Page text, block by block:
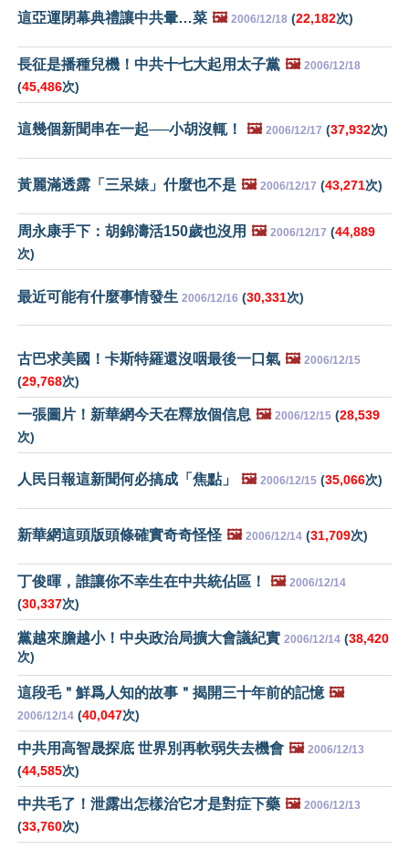
這亞運閉幕典禮讓中共暈…菜 🖼️ 2006/12/18 (22,182次)
長征是播種兒機！中共十七大起用太子黨 🖼️ 2006/12/18
(45,486次)
這幾個新聞串在一起──小胡沒輒！ 🖼️ 2006/12/17 (37,932次)
黃麗滿透露「三呆婊」什麼也不是 🖼️ 2006/12/17 (43,271次)
周永康手下：胡錦濤活150歲也沒用 🖼️ 2006/12/17 (44,889
次)
最近可能有什麼事情發生 2006/12/16 (30,331次)
古巴求美國！卡斯特羅還沒咽最後一口氣 🖼️ 2006/12/15
(29,768次)
一張圖片！新華網今天在釋放個信息 🖼️ 2006/12/15 (28,539
次)
人民日報這新聞何必搞成「焦點」 🖼️ 2006/12/15 (35,066次)
新華網這頭版頭條確實奇奇怪怪 🖼️ 2006/12/14 (31,709次)
丁俊暉，誰讓你不幸生在中共統佔區！ 🖼️ 2006/12/14
(30,337次)
黨越來膽越小！中央政治局擴大會議紀實 2006/12/14 (38,420
次)
這段毛＂鮮爲人知的故事＂揭開三十年前的記憶 🖼️
2006/12/14 (40,047次)
中共用高智晟探底 世界別再軟弱失去機會 🖼️ 2006/12/13
(44,585次)
中共毛了！泄露出怎樣治它才是對症下藥 🖼️ 2006/12/13
(33,760次)